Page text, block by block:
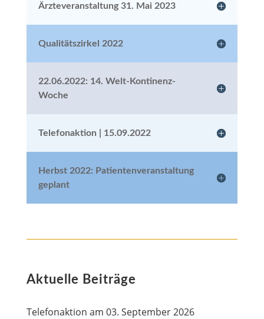
Ärzteveranstaltung 31. Mai 2023
Qualitätszirkel 2022
22.06.2022: 14. Welt-Kontinenz-
Woche
Telefonaktion | 15.09.2022
Herbst 2022: Patientenveranstaltung
geplant
Aktuelle Beiträge
Telefonaktion am 03. September 2026